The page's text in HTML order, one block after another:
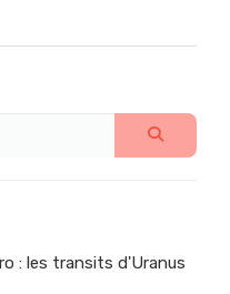
: les transits d'Uranus